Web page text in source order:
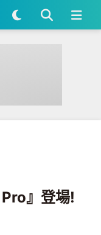
實像前作的雙胞胎?
』登場!